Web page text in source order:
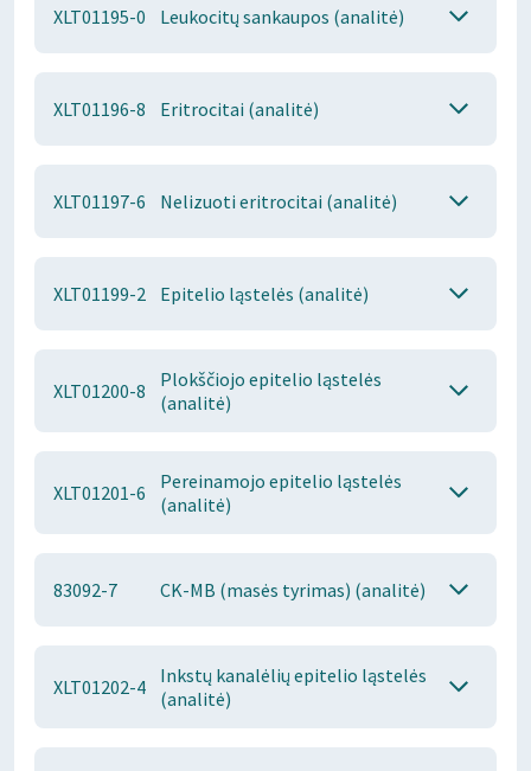
XLT01195-0 Leukocitų sankaupos (analitė)
XLT01196-8 Eritrocitai (analitė)
XLT01197-6 Nelizuoti eritrocitai (analitė)
XLT01199-2 Epitelio ląstelės (analitė)
XLT01200-8
Plokščiojo epitelio ląstelės
(analitė)
XLT01201-6
Pereinamojo epitelio ląstelės
(analitė)
83092-7 CK-MB (masės tyrimas) (analitė)
XLT01202-4
Inkstų kanalėlių epitelio ląstelės
(analitė)